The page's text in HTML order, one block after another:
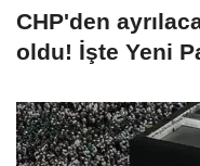
CHP'den
oldu! İşte Yeni